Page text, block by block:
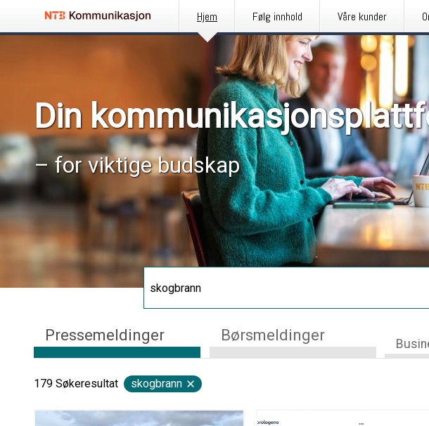
Hjem Følg innhold Våre kunder
Din
– for viktige budskap
Pressemeldinger Børsmeldinger
179 Søkeresultat skogbrann